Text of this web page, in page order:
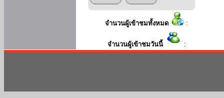
จำนวนผู้เข้าชมทั้งหมด :
จำนวนผู้เข้าชมวันนี้ :